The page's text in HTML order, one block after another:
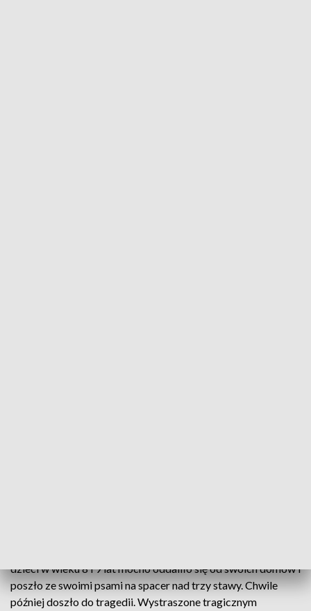
dzieci w wieku 8 i 9 lat mocno oddaliło się od swoich domów i
poszło ze swoimi psami na spacer nad trzy stawy. Chwile
później doszło do tragedii. Wystraszone tragicznym